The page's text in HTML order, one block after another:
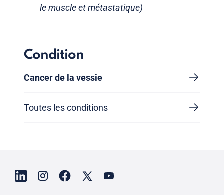
le muscle et métastatique)
Condition
Cancer de la vessie
Toutes les conditions